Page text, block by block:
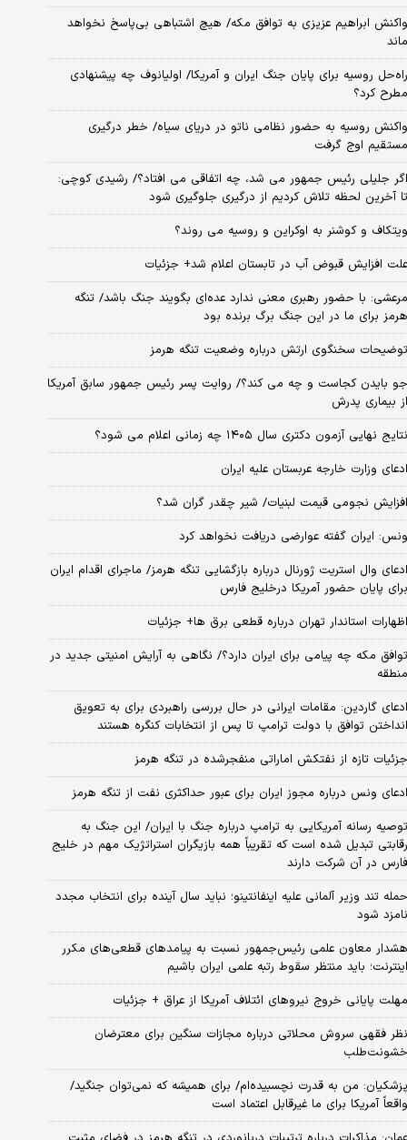
واکنش ابراهیم عزیزی به توافق مکه/ هیچ اشتباهی بی‌پاسخ نخواهد
ماند
راه‌حل روسیه برای پایان جنگ ایران و آمریکا/ اولیانوف چه پیشنهادی
مطرح کرد؟
واکنش روسیه به حضور نظامی ناتو در دریای سیاه/ خطر درگیری
مستقیم اوج گرفت
اگر جلیلی رئیس جمهور می شد، چه اتفاقی می افتاد؟/ رشیدی کوچی:
تا آخرین لحظه تلاش کردیم از درگیری جلوگیری شود
ویتکاف و کوشنر به اوکراین و روسیه می روند؟
علت افزایش قبوض آب در تابستان اعلام شد+ جزئیات
مرعشی: با حضور رهبری معنی ندارد عده‌ای بگویند جنگ باشد/ تنگه
هرمز برای ما در این جنگ برگ برنده بود
توضیحات سخنگوی ارتش درباره وضعیت تنگه هرمز
جو بایدن کجاست و چه می کند؟/ روایت پسر رئیس جمهور سابق آمریکا
از بیماری پدرش
نتایج نهایی آزمون دکتری سال ۱۴۰۵ چه زمانی اعلام می شود؟
ادعای وزارت خارجه عربستان علیه ایران
افزایش نجومی قیمت لبنیات/ شیر چقدر گران شد؟
ونس: ایران گفته عوارضی دریافت نخواهد کرد
ادعای وال استریت ژورنال درباره بازگشایی تنگه هرمز/ ماجرای اقدام ایران
برای پایان حضور آمریکا درخلیج فارس
اظهارات استاندار تهران درباره قطعی برق ها+ جزئیات
توافق مکه چه پیامی برای ایران دارد؟/ نگاهی به آرایش امنیتی جدید در
منطقه
ادعای گاردین: مقامات ایرانی در حال بررسی راهبردی برای به تعویق
انداختن توافق با دولت ترامپ تا پس از انتخابات کنگره هستند
جزئیات تازه از نفتکش اماراتی منفجرشده در تنگه هرمز
ادعای ونس درباره مجوز ایران برای عبور حداکثری نفت از تنگه هرمز
توصیه رسانه آمریکایی به ترامپ درباره جنگ با ایران/ این جنگ به
رقابتی تبدیل شده است که تقریباً همه بازیگران استراتژیک مهم در خلیج
فارس در آن شرکت دارند
حمله تند وزیر آلمانی علیه اینفانتینو؛ نباید سال آینده برای انتخاب مجدد
نامزد شود
هشدار معاون علمی رئیس‌جمهور نسبت به پیامدهای قطعی‌های مکرر
اینترنت؛ باید منتظر سقوط رتبه علمی ایران باشیم
مهلت پایانی خروج نیروهای ائتلاف آمریکا از عراق + جزئیات
نظر فقهی سروش محلاتی درباره مجازات سنگین برای معترضان
خشونت‌طلب
پزشکیان: من به قدرت نچسبیده‌ام/ برای همیشه که نمی‌توان جنگید/
واقعاً آمریکا برای ما غیرقابل اعتماد است